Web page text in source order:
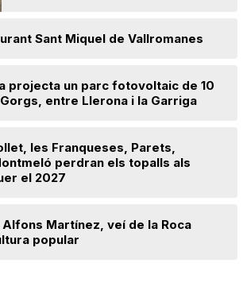
Sant Miquel de Vallromanes
projecta un parc fotovoltaic de 10
entre Llerona i la Garriga
les Franqueses, Parets,
perdran els topalls als
el 2027
Martínez, veí de la Roca
popular